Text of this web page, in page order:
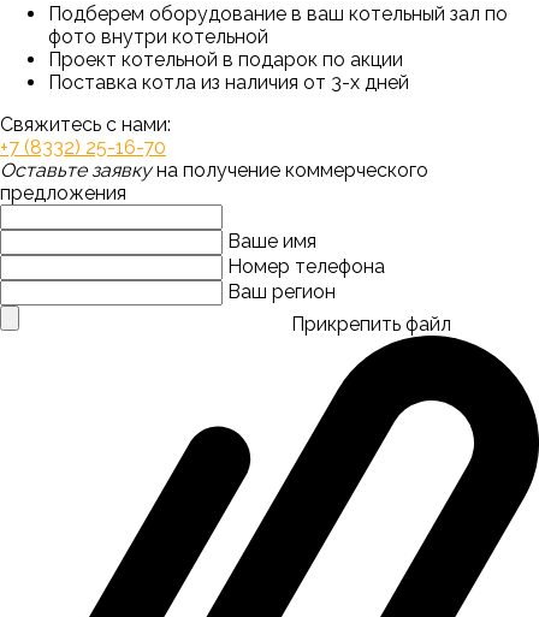
Подберем оборудование в ваш котельный зал по
фото внутри котельной
Проект котельной в подарок по акции
Поставка котла из наличия от 3-х дней
Свяжитесь с нами:
+7 (8332) 25-16-70
Оставьте заявкуна получение коммерческого
предложения
Ваше имя
Номер телефона
Ваш регион
Прикрепить файл